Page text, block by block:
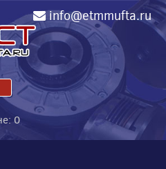
info@etmmufta.ru
0